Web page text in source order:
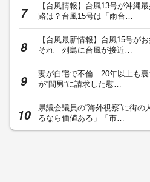
【台風情報】台風13号が沖縄
路は？台風15号は「雨台…
【台風最新情報】台風15号が
それ 列島に台風が接近…
妻が自宅で不倫…20年以上も裏
が“間男”に請求した慰…
県議会議員の“海外視察”に街の
るなら価値ある」「市…